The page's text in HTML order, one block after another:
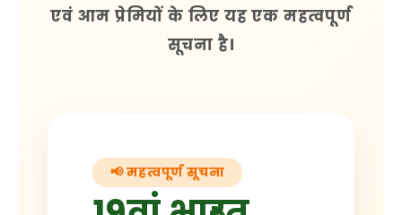
एवं आम प्रेमियों के लिए यह एक महत्वपूर्ण
सूचना है।
📢 महत्वपूर्ण सूचना